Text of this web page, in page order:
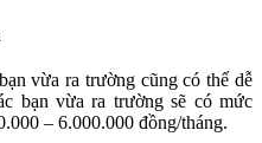
vừa ra trường cũng có thể dễ
bạn vừa ra trường sẽ có mức
– 6.000.000 đồng/tháng.